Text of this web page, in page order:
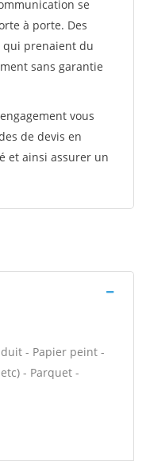
se
à porte. Des
qui prenaient du
sans garantie
vous
de devis en
et ainsi assurer un
- Papier peint -
- Parquet -